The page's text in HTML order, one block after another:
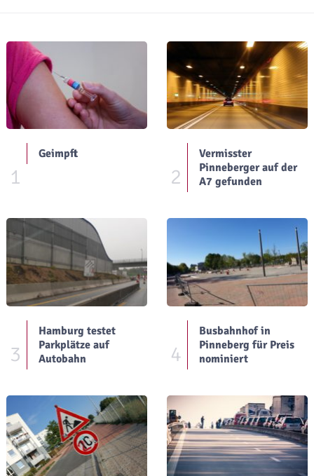
1
Geimpft
2
Vermisster
Pinneberger auf der
A7 gefunden
3
Hamburg testet
Parkplätze auf
Autobahn
4
Busbahnhof in
Pinneberg für Preis
nominiert